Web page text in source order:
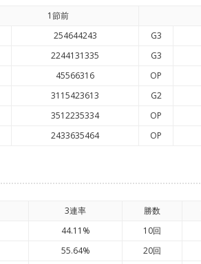
1節前
254644243 G3
2244131335 G3
45566316 OP
3115423613 G2
3512235334 OP
2433635464 OP
3連率 勝数
44.11% 10回
55.64% 20回